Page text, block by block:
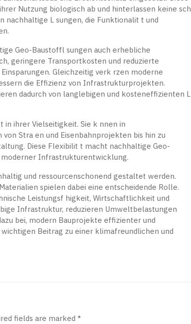
Nutzung biologisch ab und hinterlassen keine sch
nachhaltige L sungen, die Funktionalit t und
Geo-Baustoffl sungen auch erhebliche
geringere Transportkosten und reduzierte
Gleichzeitig verk rzen moderne
die Effizienz von Infrastrukturprojekten.
dadurch von langlebigen und kosteneffizienten L
ihrer Vielseitigkeit. Sie k nnen in
Stra en und Eisenbahnprojekten bis hin zu
Diese Flexibilit t macht nachhaltige Geo-
Infrastrukturentwicklung.
und ressourcenschonend gestaltet werden.
spielen dabei eine entscheidende Rolle.
Leistungsf higkeit, Wirtschaftlichkeit und
Infrastruktur, reduzieren Umweltbelastungen
bei, modern Bauprojekte effizienter und
Beitrag zu einer klimafreundlichen und
fields are marked*